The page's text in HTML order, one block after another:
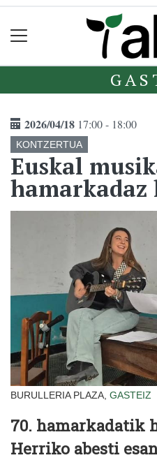
2026/04/18 17:00 - 18:00
KONTZERTUA
Euskal
hamarkadaz
BURULLERIA PLAZA, GASTEIZ
70. hamarkadatik
Herriko abesti